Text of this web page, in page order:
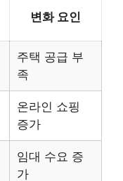
변화 요인
주택 공급 부
족
온라인 쇼핑
증가
임대 수요 증
가